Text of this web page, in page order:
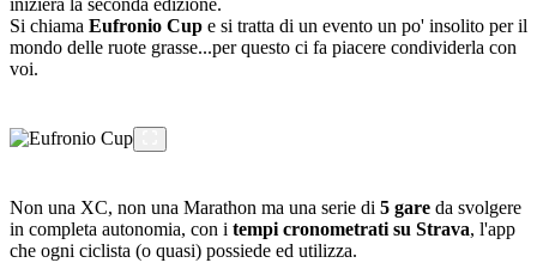
inizierà la seconda edizione.
Si chiama Eufronio Cup e si tratta di un evento un po' insolito per il
mondo delle ruote grasse...per questo ci fa piacere condividerla con
voi.
Non una XC, non una Marathon ma una serie di 5 gare da svolgere
in completa autonomia, con i tempi cronometrati su Strava, l'app
che ogni ciclista (o quasi) possiede ed utilizza.